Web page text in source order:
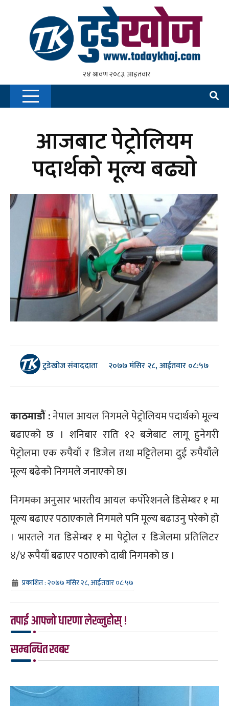
आजबाट पेट्रोलियम
पदार्थको मूल्य बढ्याे
टुडेखोज संवाददाता २०७७ मंसिर २८, आईतवार ०८:५७
काठमाडौं :नेपाल आयल निगमले पेट्रोलियम पदार्थको मूल्य
बढाएको छ । शनिबार राति १२ बजेबाट लागू हुनेगरी
पेट्रोलमा एक रुपैयाँ र डिजेल तथा मट्टितेलमा दुई रुपैयाँले
मूल्य बढेको निगमले जनाएको छ।
निगमका अनुसार भारतीय आयल कर्पाेरेशनले डिसेम्बर १ मा
मूल्य बढाएर पठाएकाले निगमले पनि मूल्य बढाउनु परेकाे हो
। भारतले गत डिसेम्बर १ मा पेट्रोल र डिजेलमा प्रतिलिटर
४/४ रूपैयाँ बढाएर पठाएकाे दाबी निगमकाे छ ।
प्रकाशित : २०७७ मंसिर २८, आईतवार ०८:५७
तपाई आफ्नो धारणा लेख्नुहोस् !
सम्बन्धित खबर